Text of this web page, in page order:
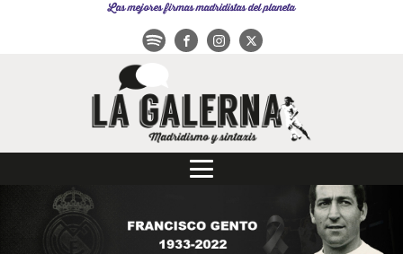
Las mejores firmas madridistas del planeta